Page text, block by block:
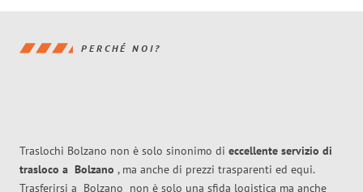
PERCHÉ NOI?
Traslochi Bolzano non è solo sinonimo di eccellente servizio di
trasloco a Bolzano , ma anche di prezzi trasparenti ed equi.
Trasferirsi a Bolzano non è solo una sfida logistica ma anche